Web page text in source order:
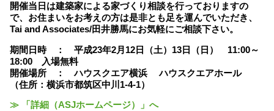
開催当日は建築家による家づくり相談を行っておりますの
で、お住まいをお考えの方は是非とも足を運んでいただき、
Tai and Associates/田井勝馬にお気軽にご相談下さい。
期間日時 ： 平成23年2月12日（土）13日（日） 11:00～
18:00 入場無料
開催場所 ： ハウスクエア横浜 ハウスクエアホール
（住所：横浜市都筑区中川1-4-1）
≫ 「詳細（ASJホームページ）」へ